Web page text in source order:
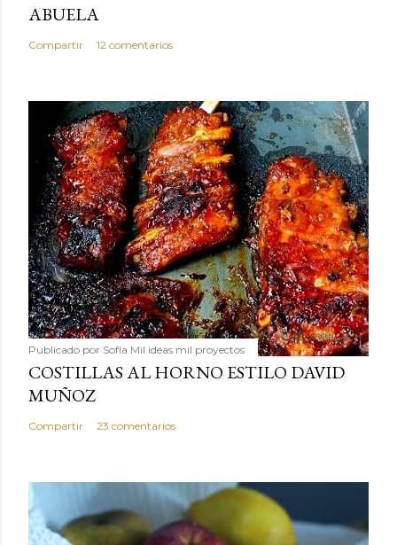
ABUELA
Compartir 12 comentarios
Publicado por Sofía Mil ideas mil proyectos
COSTILLAS AL HORNO ESTILO DAVID
MUÑOZ
Compartir 23 comentarios